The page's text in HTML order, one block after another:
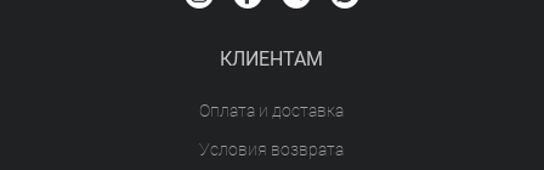
КЛИЕНТАМ
Оплата и доставка
Условия возврата